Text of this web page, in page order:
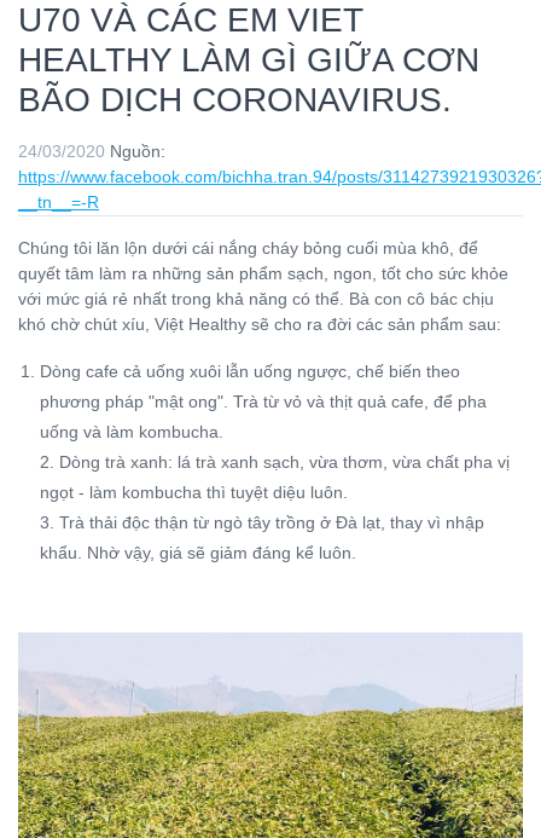
U70 VÀ CÁC EM VIET
HEALTHY LÀM GÌ GIỮA CƠN
BÃO DỊCH CORONAVIRUS.
24/03/2020 Nguồn:
https://www.facebook.com/bichha.tran.94/posts/
__tn__=-R
Chúng tôi lăn lộn dưới cái nắng cháy bỏng cuối mùa khô, để
quyết tâm làm ra những sản phẩm sạch, ngon, tốt cho sức khỏe
với mức giá rẻ nhất trong khả năng có thể. Bà con cô bác chịu
khó chờ chút xíu, Việt Healthy sẽ cho ra đời các sản phẩm sau:
Dòng cafe cả uống xuôi lẫn uống ngược, chế biến theo
phương pháp "mật ong". Trà từ vỏ và thịt quả cafe, để pha
uống và làm kombucha.
2. Dòng trà xanh: lá trà xanh sạch, vừa thơm, vừa chất pha vị
ngọt - làm kombucha thì tuyệt diệu luôn.
3. Trà thải độc thận từ ngò tây trồng ở Đà lạt, thay vì nhập
khẩu. Nhờ vậy, giá sẽ giảm đáng kể luôn.